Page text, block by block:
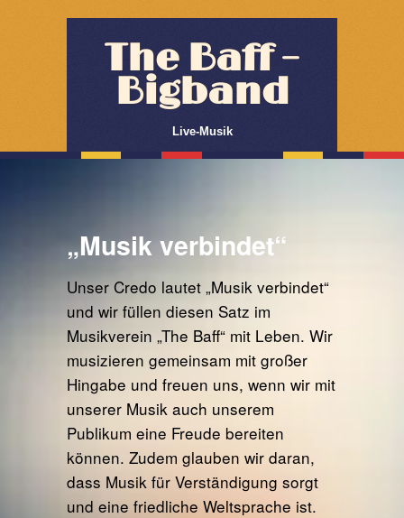
The Baff –
Bigband
Live-Musik
„Musik verbindet“
Unser Credo lautet „Musik verbindet“
und wir füllen diesen Satz im
Musikverein „The Baff“ mit Leben. Wir
musizieren gemeinsam mit großer
Hingabe und freuen uns, wenn wir mit
unserer Musik auch unserem
Publikum eine Freude bereiten
können. Zudem glauben wir daran,
dass Musik für Verständigung sorgt
und eine friedliche Weltsprache ist.